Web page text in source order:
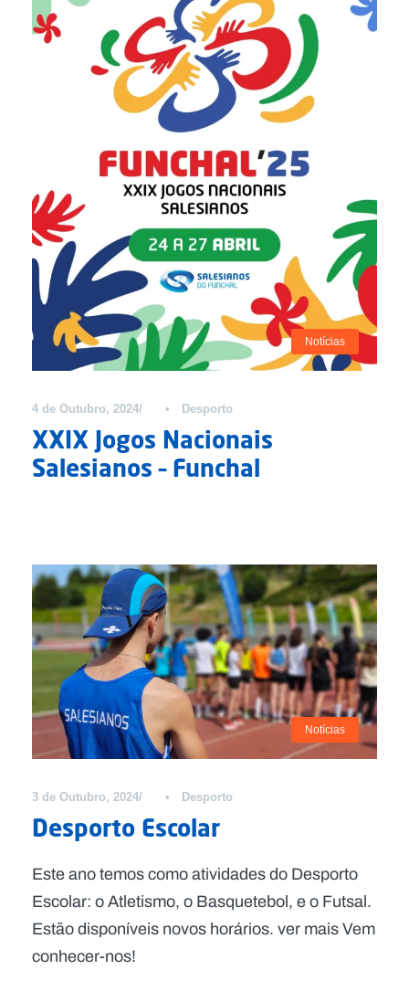
Notícias
4 de Outubro, 2024 • Desporto
XXIX Jogos Nacionais
Salesianos – Funchal
Notícias
3 de Outubro, 2024 • Desporto
Desporto Escolar
Este ano temos como atividades do Desporto
Escolar: o Atletismo, o Basquetebol, e o Futsal.
Estão disponíveis novos horários. ver mais Vem
conhecer-nos!